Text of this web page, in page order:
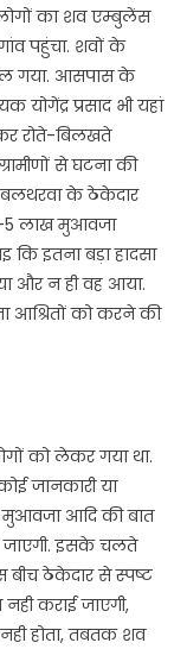
का शव एम्बुलेंस
पहुंचा. शवों के
गया. आसपास के
योगेंद्र प्रसाद भी यहां
रोते-बिलखते
से घटना की
के ठेकेदार
5 लाख मुआवजा
कि इतना बड़ा हादसा
और न ही वह आया.
आश्रितों को करने की
को लेकर गया था.
जानकारी या
आदि की बात
इसके चलते
बीच ठेकेदार से स्पष्ट
कराई जाएगी,
होता, तबतक शव